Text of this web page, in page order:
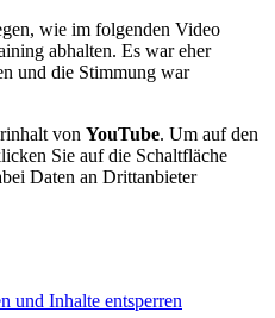
wie im folgenden Video
abhalten. Es war eher
und die Stimmung war
von YouTube. Um auf den
Sie auf die Schaltfläche
Daten an Drittanbieter
und Inhalte entsperren